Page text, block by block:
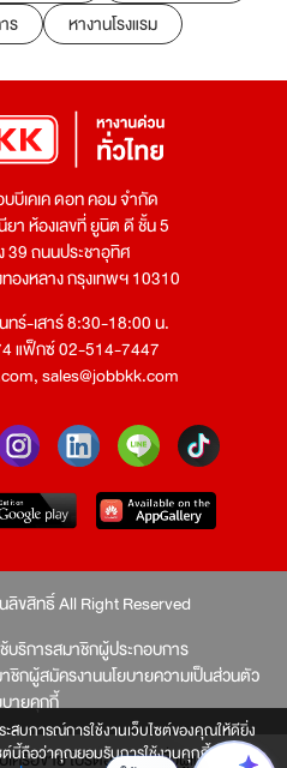
บการณ์การใช้งานเว็บไซต์ของคุณให้ดียิ่ง
ต์นี้ถือว่าคุณยอมรับการใช้งานคุกกี้
ร หางานโรงแรม
บีเคเค ดอท คอม จำกัด
า ห้องเลขที่ ยูนิต ดี ชั้น 5
39 ถนนประชาอุทิศ
ทองหลาง กรุงเทพฯ 10310
ร์-เสาร์ 8:30-18:00 น.
แฟ็กซ์ 02-514-7447
,sales@jobbkk.com
ขสิทธิ์ All Right Reserved
ช้บริการสมาชิกผู้ประกอบการ
าชิกผู้สมัครงานนโยบายความเป็นส่วนตัว
ายคุกกี้
เครือข่าย โปรดอย่าหลงเชื่อผู้แอบอ้าง และ